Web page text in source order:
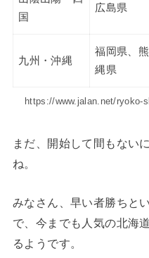
国
広島県
九州・沖縄
福岡県、
縄県
https://www.jalan.net/ryoko-
まだ、開始して間もない
ね。
みなさん、早い者勝ちと
で、今までも人気の北海
るようです。